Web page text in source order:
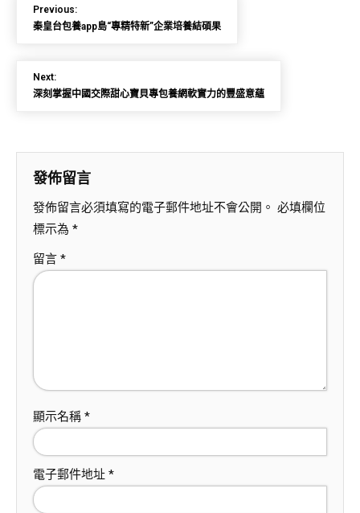
Previous:
秦皇台包養app島“專精特新”企業培養結碩果
Next:
深刻掌握中國交際甜心寶貝專包養網軟實力的豐盛意蘊
發佈留言
發佈留言必須填寫的電子郵件地址不會公開。 必填欄位
標示為 *
留言 *
顯示名稱 *
電子郵件地址 *